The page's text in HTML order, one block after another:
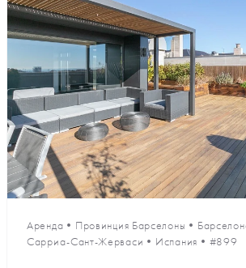
Аренда • Провинция Барселоны •
Сарриа-Сант-Жерваси • Испания • #899